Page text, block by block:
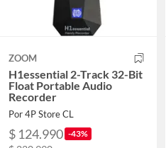
ZOOM
H1essential 2-Track 32-Bit
Float Portable Audio
Recorder
Por 4P Store CL
$ 124.990 -43%